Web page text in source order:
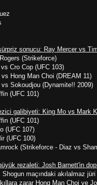
sonucu: Ray Mercer vs
(Strikeforce)
Cro Cop (UFC 103)
vs Hong Man Choi (DREAM 11)
vs Sokoudjou (Dynamite!! 2009)
(UFC 101)
galibiyeti: King Mo vs Mark
(UFC 101)
(UFC 107)
(UFC 100)
(Strikeforce - Diaz vs
rezaleti: Josh Barnett'in
maçındaki akılalmaz jüri
zarar Hong Man Choi ve